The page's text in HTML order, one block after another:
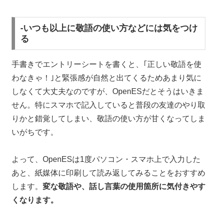
-いつも以上に敬語の使い方などには気をつけ
る
手書きでエントリーシートを書くと、｢正しい敬語を使
わなきゃ！｣と緊張感が自然と出てくるためあまり気に
しなくて大丈夫なのですが、OpenESだとそうはいきま
せん。特にスマホで記入していると普段の友達のやり取
りかと錯覚してしまい、敬語の使い方が甘くなってしま
いがちです。
よって、OpenESは1度パソコン・スマホ上で入力した
あと、紙媒体に印刷して読み返してみることをおすすめ
します。 変な敬語や、話し言葉の使用箇所に気付きやす
くなります。